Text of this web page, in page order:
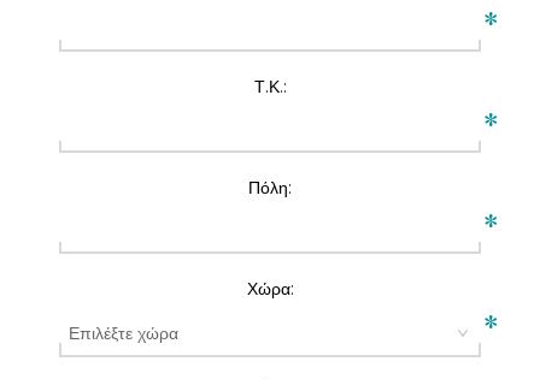
*
Τ.Κ.:
*
Πόλη:
*
Χώρα:
*